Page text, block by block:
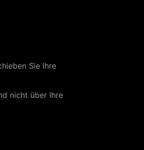
Sie Ihre
nicht über Ihre